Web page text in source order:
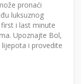
pronaći
luksuznog
i last minute
Upoznajte Bol,
i provedite